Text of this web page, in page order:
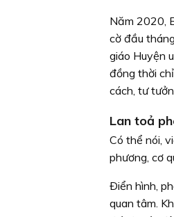
Năm 2020,
cờ đầu
giáo Huyện
đồng thời
cách, tư
Lan toả
Có thể nói,
phương, cơ
Ðiển hình,
quan tâm.